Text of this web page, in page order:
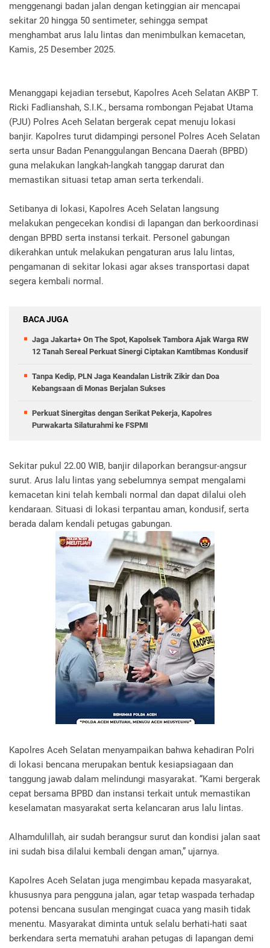
menggenangi badan jalan dengan ketinggian air mencapai
sekitar 20 hingga 50 sentimeter, sehingga sempat
menghambat arus lalu lintas dan menimbulkan kemacetan,
Kamis, 25 Desember 2025.
Menanggapi kejadian tersebut, Kapolres Aceh Selatan AKBP T.
Ricki Fadlianshah, S.I.K., bersama rombongan Pejabat Utama
(PJU) Polres Aceh Selatan bergerak cepat menuju lokasi
banjir. Kapolres turut didampingi personel Polres Aceh Selatan
serta unsur Badan Penanggulangan Bencana Daerah (BPBD)
guna melakukan langkah-langkah tanggap darurat dan
memastikan situasi tetap aman serta terkendali.
Setibanya di lokasi, Kapolres Aceh Selatan langsung
melakukan pengecekan kondisi di lapangan dan berkoordinasi
dengan BPBD serta instansi terkait. Personel gabungan
dikerahkan untuk melakukan pengaturan arus lalu lintas,
pengamanan di sekitar lokasi agar akses transportasi dapat
segera kembali normal.
BACA JUGA
Jaga Jakarta+ On The Spot, Kapolsek Tambora Ajak Warga RW
12 Tanah Sereal Perkuat Sinergi Ciptakan Kamtibmas Kondusif
Tanpa Kedip, PLN Jaga Keandalan Listrik Zikir dan Doa
Kebangsaan di Monas Berjalan Sukses
Perkuat Sinergitas dengan Serikat Pekerja, Kapolres
Purwakarta Silaturahmi ke FSPMI
Sekitar pukul 22.00 WIB, banjir dilaporkan berangsur-angsur
surut. Arus lalu lintas yang sebelumnya sempat mengalami
kemacetan kini telah kembali normal dan dapat dilalui oleh
kendaraan. Situasi di lokasi terpantau aman, kondusif, serta
berada dalam kendali petugas gabungan.
Kapolres Aceh Selatan menyampaikan bahwa kehadiran Polri
di lokasi bencana merupakan bentuk kesiapsiagaan dan
tanggung jawab dalam melindungi masyarakat. “Kami bergerak
cepat bersama BPBD dan instansi terkait untuk memastikan
keselamatan masyarakat serta kelancaran arus lalu lintas.
Alhamdulillah, air sudah berangsur surut dan kondisi jalan saat
ini sudah bisa dilalui kembali dengan aman,” ujarnya.
Kapolres Aceh Selatan juga mengimbau kepada masyarakat,
khususnya para pengguna jalan, agar tetap waspada terhadap
potensi bencana susulan mengingat cuaca yang masih tidak
menentu. Masyarakat diminta untuk selalu berhati-hati saat
berkendara serta mematuhi arahan petugas di lapangan demi